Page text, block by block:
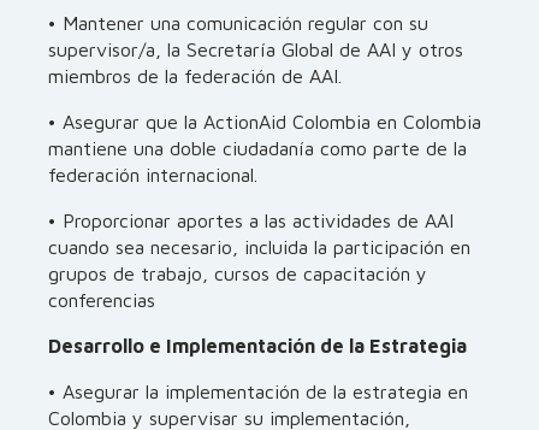
• Mantener una comunicación regular con su
supervisor/a, la Secretaría Global de AAI y otros
miembros de la federación de AAI.
• Asegurar que la ActionAid Colombia en Colombia
mantiene una doble ciudadanía como parte de la
federación internacional.
• Proporcionar aportes a las actividades de AAI
cuando sea necesario, incluida la participación en
grupos de trabajo, cursos de capacitación y
conferencias
Desarrollo e Implementación de la Estrategia
• Asegurar la implementación de la estrategia en
Colombia y supervisar su implementación,